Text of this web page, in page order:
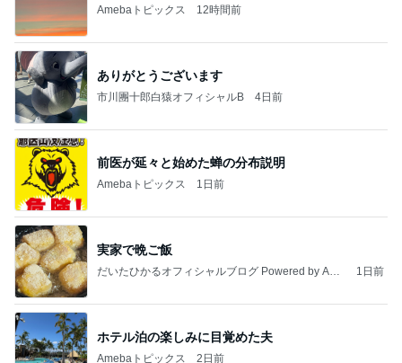
Amebaトピックス 12時間前
ありがとうございます
市川團十郎白猿オフィシャルB 4日前
前医が延々と始めた蝉の分布説明
Amebaトピックス 1日前
実家で晩ご飯
だいたひかるオフィシャルブログ Powered by Ame
1日前
ホテル泊の楽しみに目覚めた夫
Amebaトピックス 2日前